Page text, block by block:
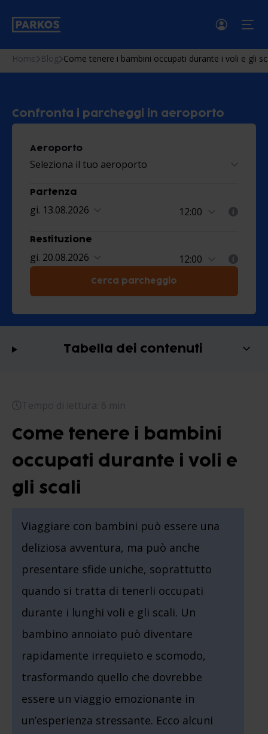
Home Blog Come tenere i bambini occupati durante i voli e gli
Confronta i parcheggi in aeroporto
Aeroporto
Seleziona il tuo aeroporto
Partenza
gi. 13.08.2026
Restituzione
gi. 20.08.2026
Cerca parcheggio
Tempo di lettura: 6 min
Come tenere i bambini
occupati durante i voli e
gli scali
Viaggiare con bambini può essere una
deliziosa avventura, ma può anche
presentare sfide uniche, soprattutto
quando si tratta di tenerli occupati
durante i lunghi voli e gli scali. Un
bambino annoiato può diventare
rapidamente irrequieto e scomodo,
trasformando quello che dovrebbe
essere un viaggio emozionante in
un’esperienza stressante. Ecco alcuni
Tabella dei contenuti